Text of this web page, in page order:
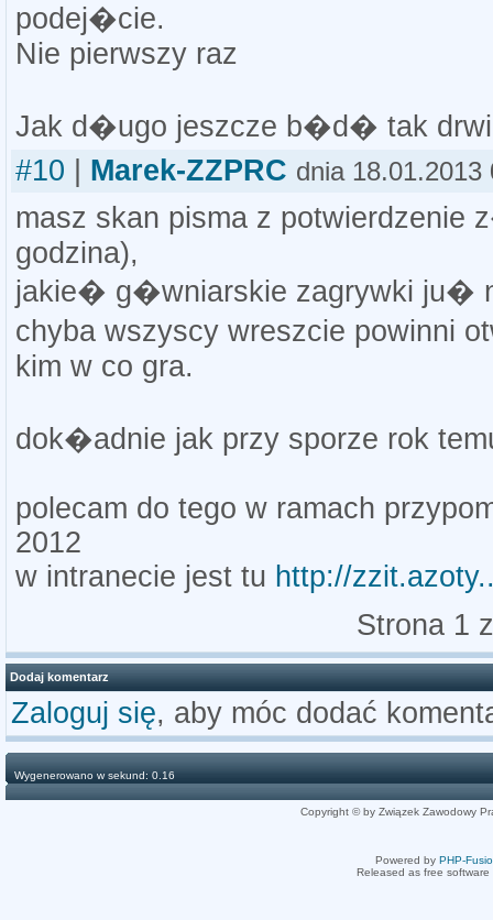
podej�cie.
Nie pierwszy raz
Jak d�ugo jeszcze b�d� tak
#10
Marek-ZZPRC dnia 18.01.2013
masz skan pisma z
godzina),
jakie� g�wniarskie zagrywki ju�
chyba wszyscy wreszcie powinni
kim w co gra.
dok�adnie jak przy sporze rok
polecam do tego w ramach
2012
w intranecie jest tu http://
Strona 1
Dodaj komentarz
Zaloguj się, aby móc dodać
Wygenerowano w sekund: 0.16
Copyright © by Związek Zawodowy
Powered by PHP-
Released as free